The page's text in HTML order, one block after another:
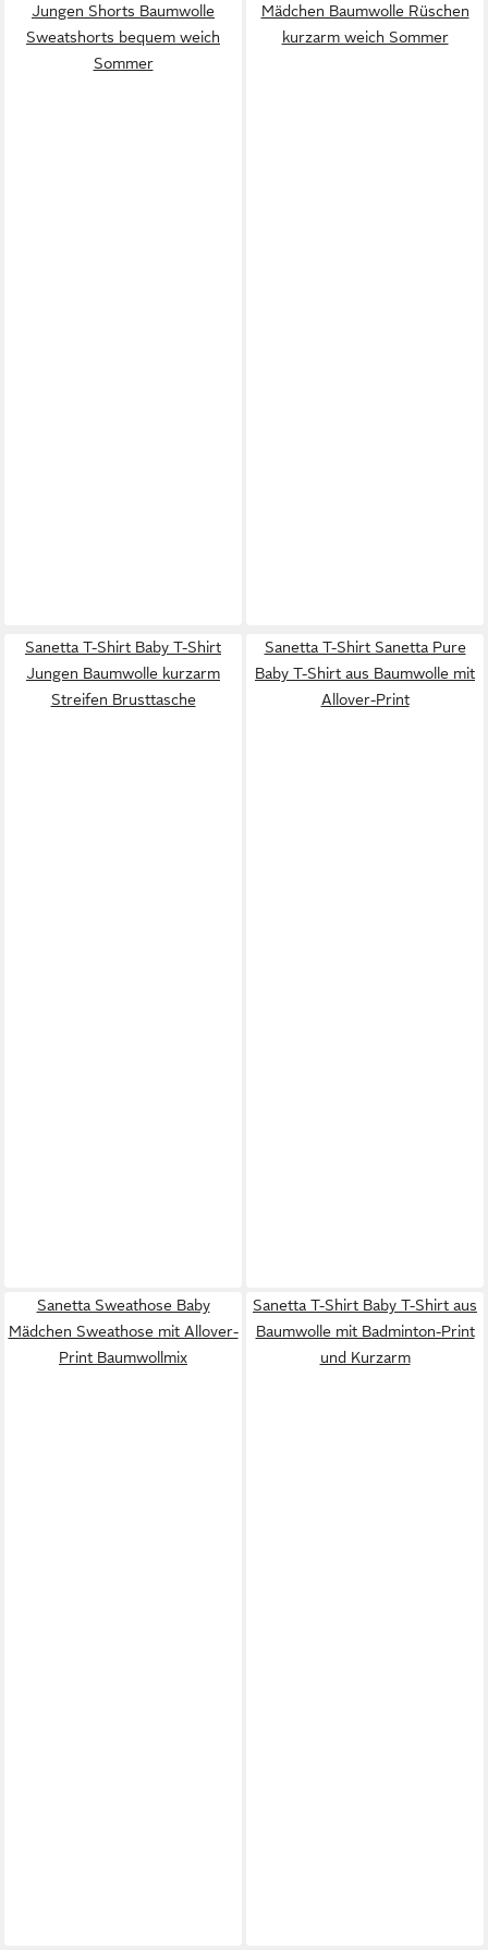
Jungen Shorts Baumwolle
Sweatshorts bequem weich
Sommer
Mädchen Baumwolle Rüschen
kurzarm weich Sommer
Sanetta T-Shirt Baby T-Shirt
Jungen Baumwolle kurzarm
Streifen Brusttasche
Sanetta T-Shirt Sanetta Pure
Baby T-Shirt aus Baumwolle mit
Allover-Print
Sanetta Sweathose Baby
Mädchen Sweathose mit Allover-
Print Baumwollmix
Sanetta T-Shirt Baby T-Shirt aus
Baumwolle mit Badminton-Print
und Kurzarm